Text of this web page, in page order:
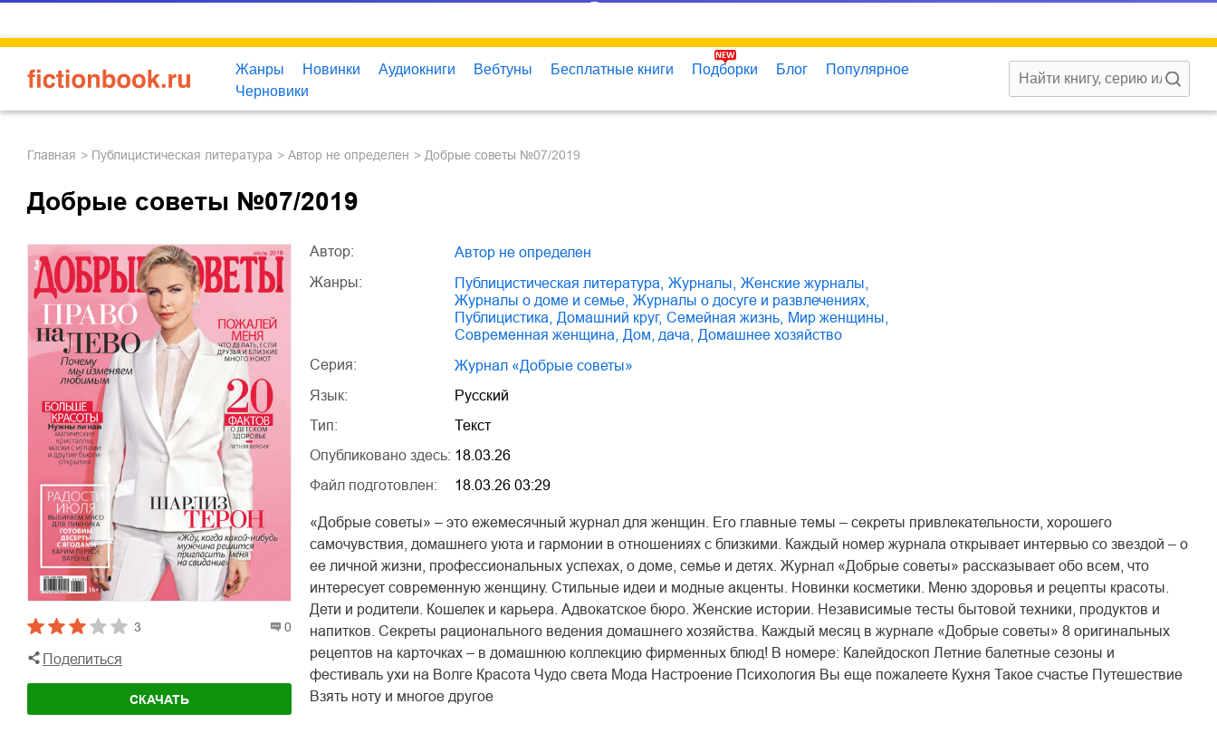
Жанры Новинки Аудиокниги Вебтуны Бесплатные книги Подборки Блог
Популярное
Черновики
Главная публицистическая литература Автор не определен Добрые советы №07/2019
Добрые советы №07/2019
3 0
Поделиться
СКАЧАТЬ
Автор:
Автор не определен
Жанры:
публицистическая литература журналы женские журналы
журналы о доме и семье
журналы о досуге и развлечениях
публицистика
домашний круг, семейная жизнь мир женщины
современная женщина
дом, дача
домашнее хозяйство
Серия:
Журнал «Добрые советы»
Язык:
Русский
Тип:
Текст
Опубликовано здесь: 18.03.26
Файл подготовлен:
18.03.26 03:29
«Добрые советы» – это ежемесячный журнал для женщин. Его главные темы – секреты привлекательности, хорошего
самочувствия, домашнего уюта и гармонии в отношениях с близкими. Каждый номер журнала открывает интервью со звездой – о
ее личной жизни, профессиональных успехах, о доме, семье и детях. Журнал «Добрые советы» рассказывает обо всем, что
интересует современную женщину. Стильные идеи и модные акценты. Новинки косметики. Меню здоровья и рецепты красоты.
Дети и родители. Кошелек и карьера. Адвокатское бюро. Женские истории. Независимые тесты бытовой техники, продуктов и
напитков. Секреты рационального ведения домашнего хозяйства. Каждый месяц в журнале «Добрые советы» 8 оригинальных
рецептов на карточках – в домашнюю коллекцию фирменных блюд! В номере: Калейдоскоп Летние балетные сезоны и
фестиваль ухи на Волге Красота Чудо света Мода Настроение Психология Вы еще пожалеете Кухня Такое счастье Путешествие
Взять ноту и многое другое
Книга Добрые советы №07/2019 – скачать бесплатно fb2, epub, pdf, автор Автор не определен – Fictionbook